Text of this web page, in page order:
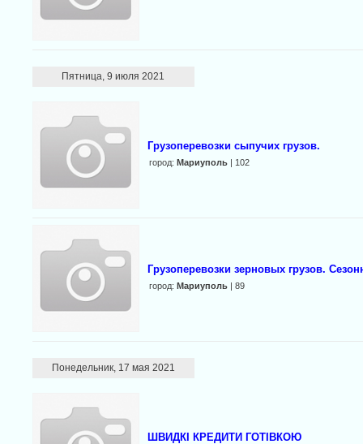
Пятница, 9 июля 2021
Грузоперевозки сыпучих грузов.
город: Мариуполь | 102
Грузоперевозки зерновых грузов.
город: Мариуполь | 89
Понедельник, 17 мая 2021
ШВИДКІ КРЕДИТИ ГОТІВКОЮ